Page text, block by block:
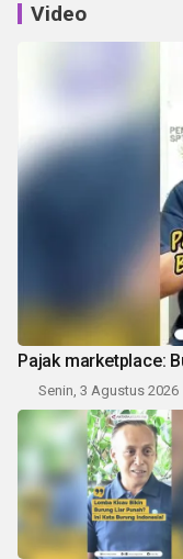
Video
Pajak marketplace:
Senin, 3 Agustus 2026